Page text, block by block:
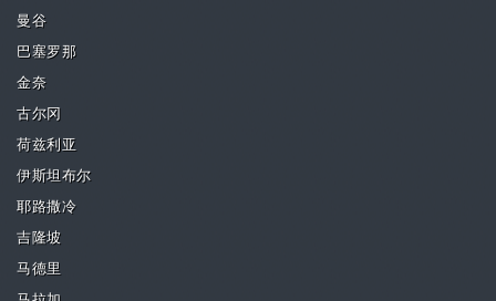
曼谷
巴塞罗那
金奈
古尔冈
荷兹利亚
伊斯坦布尔
耶路撒冷
吉隆坡
马德里